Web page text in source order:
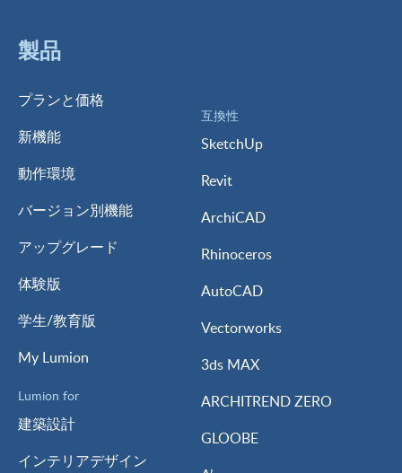
製品
プランと価格
新機能
動作環境
バージョン別機能
アップグレード
体験版
学生/教育版
My Lumion
Lumion for
建築設計
インテリアデザイン
互換性
SketchUp
Revit
ArchiCAD
Rhinoceros
AutoCAD
Vectorworks
3ds MAX
ARCHITREND ZERO
GLOOBE